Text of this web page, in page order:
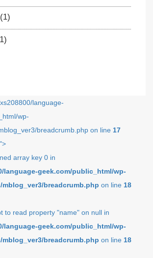
(1)
language-
wp-
breadcrumb.php on line 17
array key 0 in
language-geek.com/public_html/wp-
breadcrumb.php on line 18
to read property "name" on null in
language-geek.com/public_html/wp-
breadcrumb.php on line 18